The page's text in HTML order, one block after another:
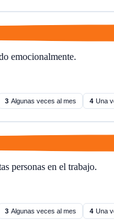
emocionalmente.
3 Algunas veces al mes 4 Una
personas en el trabajo.
3 Algunas veces al mes 4 Una